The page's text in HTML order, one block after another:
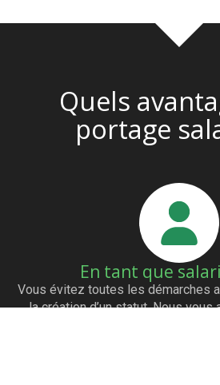
Quels
portage
En tant que
Vous évitez toutes les démarches
la création d’un statut. Nous vous